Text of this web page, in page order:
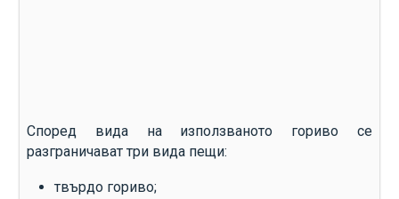
Според вида на използваното гориво се
разграничават три вида пещи:
твърдо гориво;